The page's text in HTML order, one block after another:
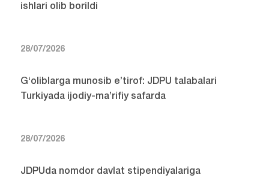
ishlari olib borildi
28/07/2026
G‘oliblarga munosib e’tirof: JDPU talabalari
Turkiyada ijodiy-ma’rifiy safarda
28/07/2026
JDPUda nomdor davlat stipendiyalariga